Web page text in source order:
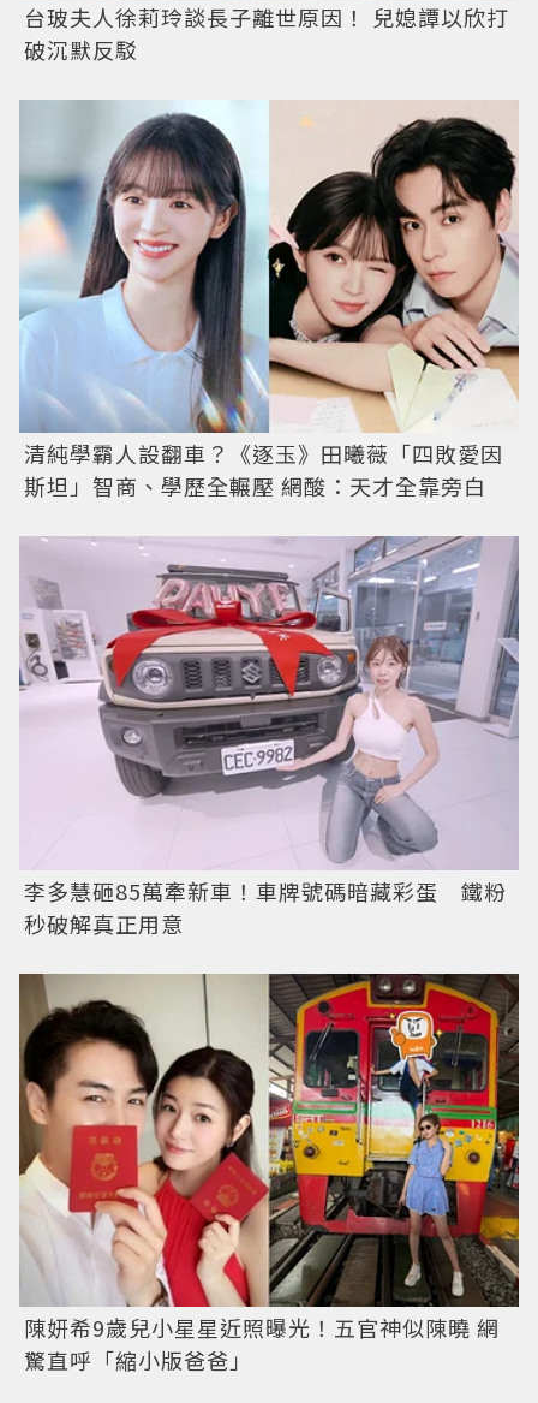
台玻夫人徐莉玲談長子離世原因！ 兒媳譚以欣打
破沉默反駁
清純學霸人設翻車？《逐玉》田曦薇「四敗愛因
斯坦」智商、學歷全輾壓 網酸：天才全靠旁白
李多慧砸85萬牽新車！車牌號碼暗藏彩蛋 鐵粉
秒破解真正用意
陳妍希9歲兒小星星近照曝光！五官神似陳曉 網
驚直呼「縮小版爸爸」